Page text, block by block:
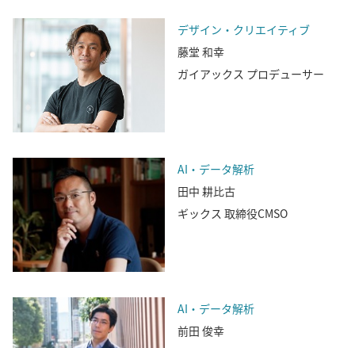
デザイン・クリエイティブ
藤堂 和幸
ガイアックス プロデューサー
AI・データ解析
田中 耕比古
ギックス 取締役CMSO
AI・データ解析
前田 俊幸